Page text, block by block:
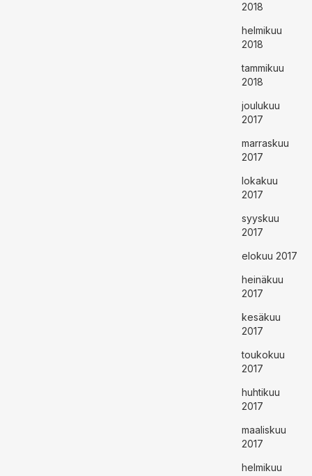
2018
helmikuu
2018
tammikuu
2018
joulukuu
2017
marraskuu
2017
lokakuu
2017
syyskuu
2017
elokuu 2017
heinäkuu
2017
kesäkuu
2017
toukokuu
2017
huhtikuu
2017
maaliskuu
2017
helmikuu